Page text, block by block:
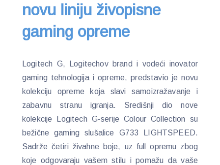
novu liniju živopisne
gaming opreme
Logitech G, Logitechov brand i vodeći inovator
gaming tehnologija i opreme, predstavio je novu
kolekciju opreme koja slavi samoizražavanje i
zabavnu stranu igranja. Središnji dio nove
kolekcije Logitech G-serije Colour Collection su
bežične gaming slušalice G733 LIGHTSPEED.
Sadrže četiri živahne boje, uz full opremu zbog
koje odgovaraju vašem stilu i pomažu da vaše